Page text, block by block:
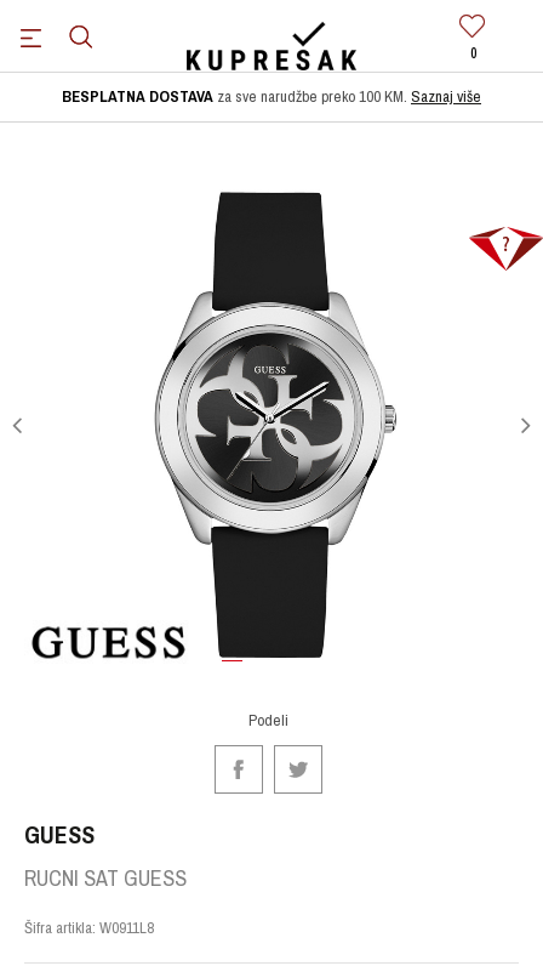
0
BESPLATNA DOSTAVA za sve narudžbe preko 100 KM. Saznaj više
Podeli
GUESS
RUCNI SAT GUESS
Šifra artikla: W0911L8